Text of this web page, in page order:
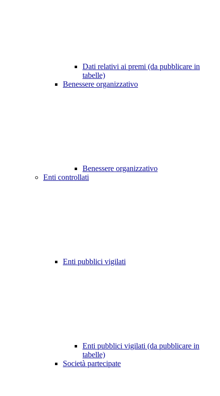
Dati relativi ai premi (da pubblicare in
tabelle)
Benessere organizzativo
Benessere organizzativo
Enti controllati
Enti pubblici vigilati
Enti pubblici vigilati (da pubblicare in
tabelle)
Società partecipate